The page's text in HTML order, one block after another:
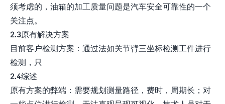
须考虑的，油箱的加工质量问题是汽车安全可靠性的一个
关注点。
2.3原有解决方案
目前客户检测方案：通过法如关节臂三坐标检测工件进行
检测，只
2.4综述
原有方案的弊端：需要规划测量路径，费时，周期长；对